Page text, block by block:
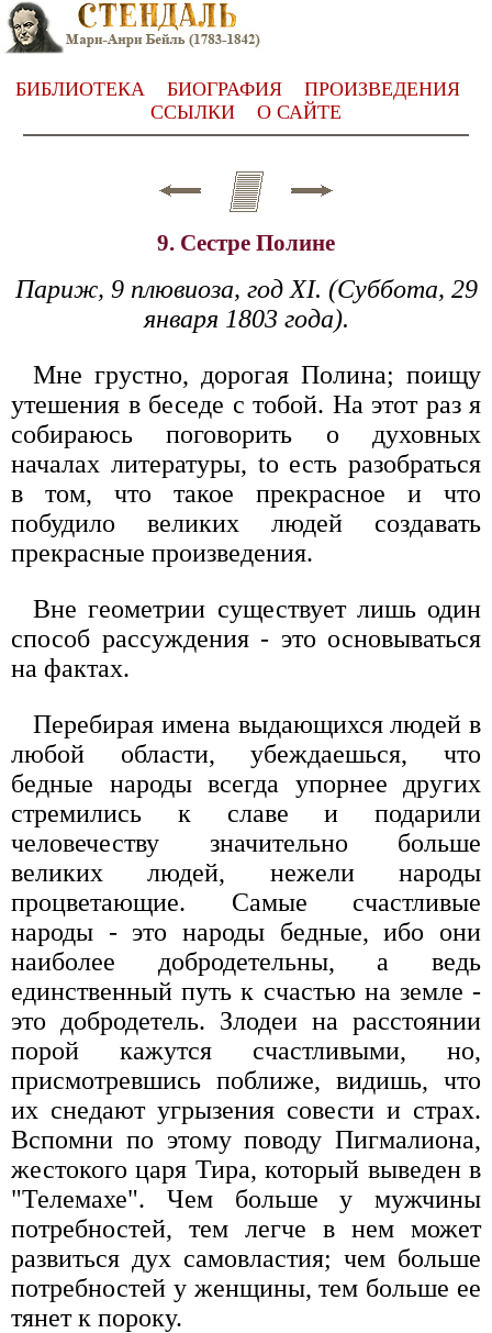
БИБЛИОТЕКА БИОГРАФИЯ
ПРОИЗВЕДЕНИЯ
ССЫЛКИ
О САЙТЕ
9. Сестре Полине
Париж, 9 плювиоза, год XI. (Суббота, 29
января 1803 года).
Мне грустно, дорогая Полина; поищу
утешения в беседе с тобой. На этот раз я
собираюсь поговорить о духовных
началах литературы, to есть разобраться
в том, что такое прекрасное и что
побудило великих людей создавать
прекрасные произведения.
Вне геометрии существует лишь один
способ рассуждения - это основываться
на фактах.
Перебирая имена выдающихся людей в
любой области, убеждаешься, что
бедные народы всегда упорнее других
стремились к славе и подарили
человечеству значительно больше
великих людей, нежели народы
процветающие. Самые счастливые
народы - это народы бедные, ибо они
наиболее добродетельны, а ведь
единственный путь к счастью на земле -
это добродетель. Злодеи на расстоянии
порой кажутся счастливыми, но,
присмотревшись поближе, видишь, что
их снедают угрызения совести и страх.
Вспомни по этому поводу Пигмалиона,
жестокого царя Тира, который выведен в
"Телемахе". Чем больше у мужчины
потребностей, тем легче в нем может
развиться дух самовластия; чем больше
потребностей у женщины, тем больше ее
тянет к пороку.